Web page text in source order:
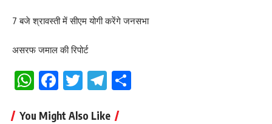
7 बजे श्रावस्ती में सीएम योगी करेंगे जनसभा
असरफ जमाल की रिपोर्ट
WhatsApp
Facebook
TwitterTelegram
You Might Also Like